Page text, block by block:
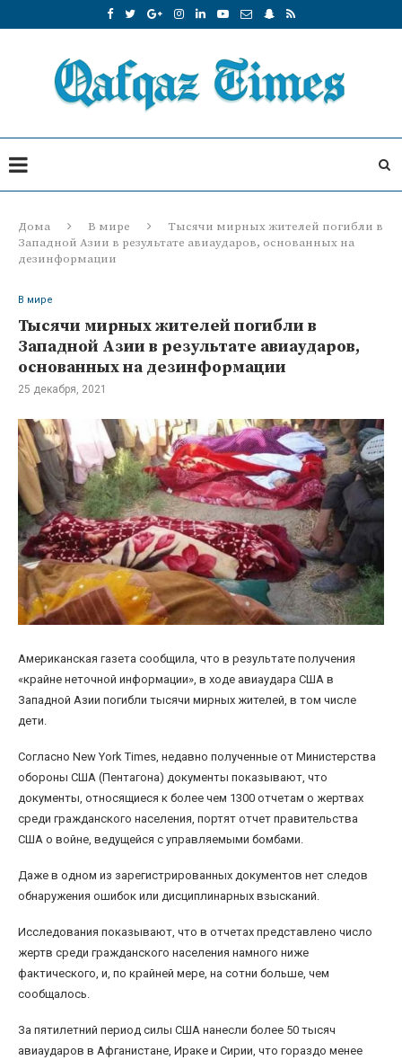
Дома В мире
Тысячи мирных жителей погибли в
Западной Азии в результате авиаударов, основанных на
дезинформации
В мире
Тысячи мирных жителей погибли в
Западной Азии в результате авиаударов,
основанных на дезинформации
25 декабря, 2021
Американская газета сообщила, что в результате получения
«крайне неточной информации», в ходе авиаудара США в
Западной Азии погибли тысячи мирных жителей, в том числе
дети.
Согласно New York Times, недавно полученные от Министерства
обороны США (Пентагона) документы показывают, что
документы, относящиеся к более чем 1300 отчетам о жертвах
среди гражданского населения, портят отчет правительства
США о войне, ведущейся с управляемыми бомбами.
Даже в одном из зарегистрированных документов нет следов
обнаружения ошибок или дисциплинарных взысканий.
Исследования показывают, что в отчетах представлено число
жертв среди гражданского населения намного ниже
фактического, и, по крайней мере, на сотни больше, чем
сообщалось.
За пятилетний период силы США нанесли более 50 тысяч
авиаударов в Афганистане, Ираке и Сирии, что гораздо менее